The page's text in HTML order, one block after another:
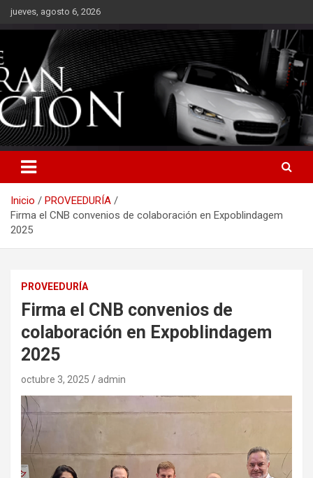
Saltarjueves, agosto 6, 2026
Inicio
PROVEEDURÍA
Firma el CNB convenios de colaboración en Expoblindagem
2025
PROVEEDURÍA
Firma el CNB convenios de
colaboración en Expoblindagem
2025
octubre 3, 2025 admin